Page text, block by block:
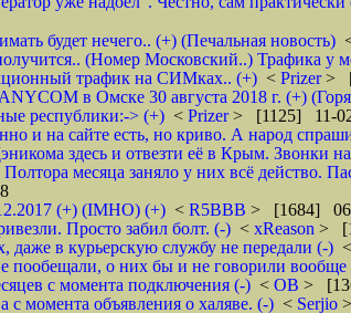
будет нечего.. (+) (Печальная новость)
(Номер Московский..) Трафика у
трафик на СИМках.. (+) < Prizer>
в Омске 30 августа 2018 г. (+)
республики:-> (+) < Prizer> [1125] 11-
и на сайте есть, но криво. А народ
здесь и отвезти её в Крым. Звонки
месяца заняло у них всё действо.
(+) (IMHO) (+) < R5BBB > [1684] 06-
Просто забил болт. (-) < xReason >
даже в курьерскую службу не передали (-) <
пообещали, о них бы и не говорили вообще
с момента подключения (-) < ОВ >
момента объявления о халяве. (-) < Serjio